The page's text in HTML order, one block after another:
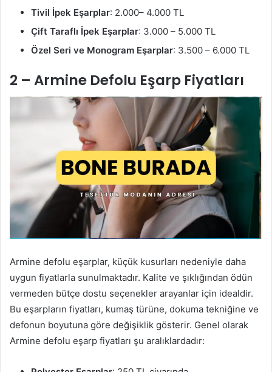
Tivil İpek Eşarplar: 2.000– 4.000 TL
Çift Taraflı İpek Eşarplar: 3.000 – 5.000 TL
Özel Seri ve Monogram Eşarplar: 3.500 – 6.000 TL
2 – Armine Defolu Eşarp Fiyatları
Armine defolu eşarplar, küçük kusurları nedeniyle daha
uygun fiyatlarla sunulmaktadır. Kalite ve şıklığından ödün
vermeden bütçe dostu seçenekler arayanlar için idealdir.
Bu eşarpların fiyatları, kumaş türüne, dokuma tekniğine ve
defonun boyutuna göre değişiklik gösterir. Genel olarak
Armine defolu eşarp fiyatları şu aralıklardadır: